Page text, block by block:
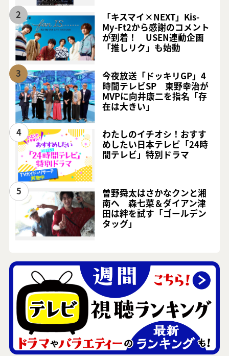
2
「キスマイ×NEXT」Kis-
My-Ft2から感謝のコメント
が到着！ USEN連動企画
「推しリク」も始動
3
今夜放送「ドッキリGP」4
時間テレビSP 東野幸治が
MVPに向井康二を指名「存
在は大きい」
4
わたしのイチオシ！おすす
めしたい日本テレビ「24時
間テレビ」特別ドラマ
5
曽野舜太はさかなクンと湘
南へ 森七菜＆ダイアン津
田は絆を試す「ゴールデン
タッグ」